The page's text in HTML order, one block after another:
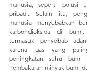
manusia, seperti polusi
pribadi. Selain itu,
manusia menyebabkan
karbondioksida di
termasuk penyebab
karena gas yang
peningkatan suhu bumi
Pembakaran minyak bumi